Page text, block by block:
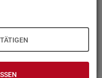
(PDF, 2MB)be­reit.